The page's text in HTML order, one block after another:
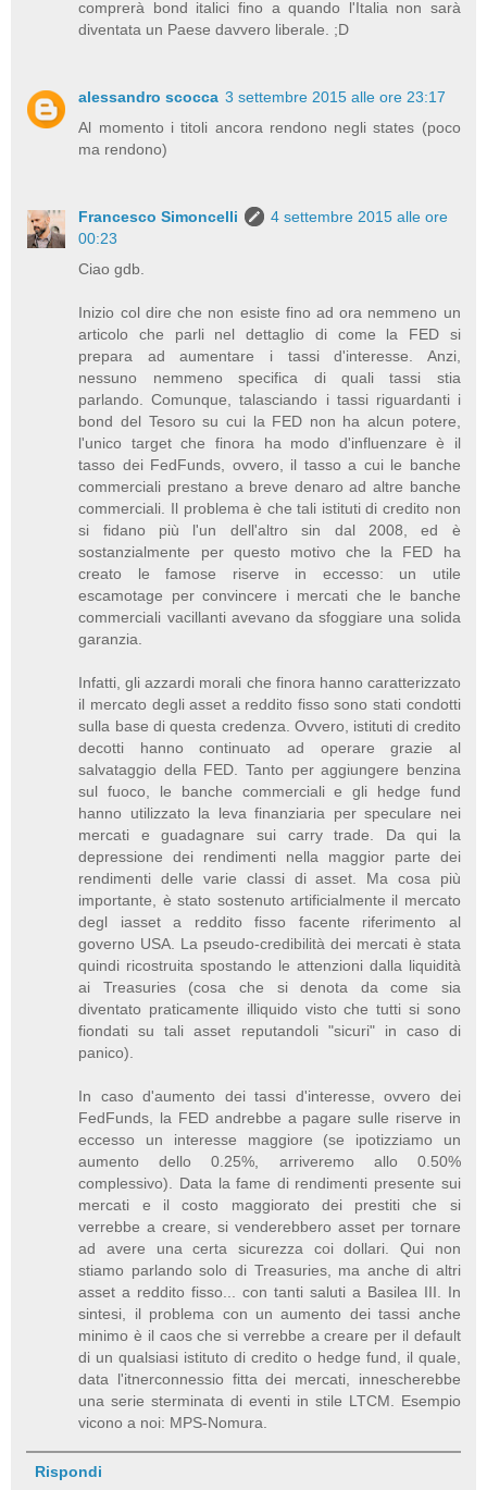
comprerà bond italici fino a quando l'Italia non sarà
diventata un Paese davvero liberale. ;D
alessandro scocca 3 settembre 2015 alle ore 23:17
Al momento i titoli ancora rendono negli states (poco
ma rendono)
Francesco Simoncelli
4 settembre 2015 alle ore
00:23
Ciao gdb.
Inizio col dire che non esiste fino ad ora nemmeno un
articolo che parli nel dettaglio di come la FED si
prepara ad aumentare i tassi d'interesse. Anzi,
nessuno nemmeno specifica di quali tassi stia
parlando. Comunque, talasciando i tassi riguardanti i
bond del Tesoro su cui la FED non ha alcun potere,
l'unico target che finora ha modo d'influenzare è il
tasso dei FedFunds, ovvero, il tasso a cui le banche
commerciali prestano a breve denaro ad altre banche
commerciali. Il problema è che tali istituti di credito non
si fidano più l'un dell'altro sin dal 2008, ed è
sostanzialmente per questo motivo che la FED ha
creato le famose riserve in eccesso: un utile
escamotage per convincere i mercati che le banche
commerciali vacillanti avevano da sfoggiare una solida
garanzia.
Infatti, gli azzardi morali che finora hanno caratterizzato
il mercato degli asset a reddito fisso sono stati condotti
sulla base di questa credenza. Ovvero, istituti di credito
decotti hanno continuato ad operare grazie al
salvataggio della FED. Tanto per aggiungere benzina
sul fuoco, le banche commerciali e gli hedge fund
hanno utilizzato la leva finanziaria per speculare nei
mercati e guadagnare sui carry trade. Da qui la
depressione dei rendimenti nella maggior parte dei
rendimenti delle varie classi di asset. Ma cosa più
importante, è stato sostenuto artificialmente il mercato
degl iasset a reddito fisso facente riferimento al
governo USA. La pseudo-credibilità dei mercati è stata
quindi ricostruita spostando le attenzioni dalla liquidità
ai Treasuries (cosa che si denota da come sia
diventato praticamente illiquido visto che tutti si sono
fiondati su tali asset reputandoli "sicuri" in caso di
panico).
In caso d'aumento dei tassi d'interesse, ovvero dei
FedFunds, la FED andrebbe a pagare sulle riserve in
eccesso un interesse maggiore (se ipotizziamo un
aumento dello 0.25%, arriveremo allo 0.50%
complessivo). Data la fame di rendimenti presente sui
mercati e il costo maggiorato dei prestiti che si
verrebbe a creare, si venderebbero asset per tornare
ad avere una certa sicurezza coi dollari. Qui non
stiamo parlando solo di Treasuries, ma anche di altri
asset a reddito fisso... con tanti saluti a Basilea III. In
sintesi, il problema con un aumento dei tassi anche
minimo è il caos che si verrebbe a creare per il default
di un qualsiasi istituto di credito o hedge fund, il quale,
data l'itnerconnessio fitta dei mercati, innescherebbe
una serie sterminata di eventi in stile LTCM. Esempio
vicono a noi: MPS-Nomura.
Rispondi